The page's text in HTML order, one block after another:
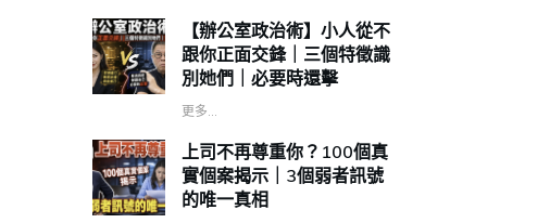
【辦公室政治術】小人從不
跟你正面交鋒｜三個特徵識
別她們｜必要時還擊
更多...
上司不再尊重你？100個真
實個案揭示｜3個弱者訊號
的唯一真相